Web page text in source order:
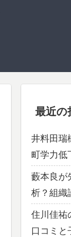
最近の
井料田瑞
町学力低
藪本良が
析？組織
住川佳祐
口コミと